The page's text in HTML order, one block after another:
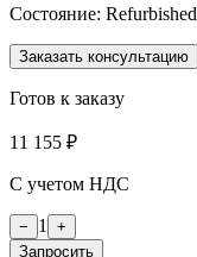
Состояние: Refurbished
Заказать консультацию
Готов к заказу
11 155 ₽
С учетом НДС
− 1
+
Запросить